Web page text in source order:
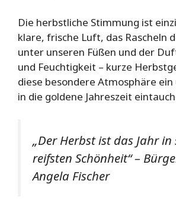
Die herbstliche Stimmung ist
klare, frische Luft, das Rascheln
unter unseren Füßen und der
und Feuchtigkeit – kurze
diese besondere Atmosphäre ein
in die goldene Jahreszeit
„Der Herbst ist das Jahr in
reifsten Schönheit“ –
Angela Fischer